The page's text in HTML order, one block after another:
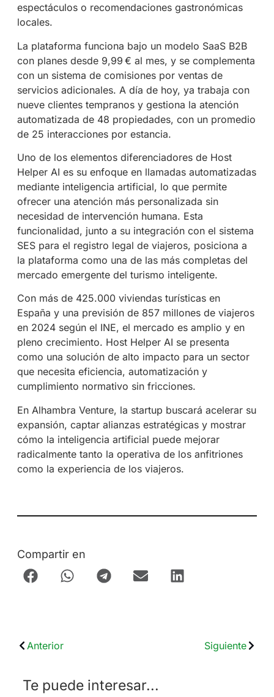
espectáculos o recomendaciones gastronómicas
locales.
La plataforma funciona bajo un modelo SaaS B2B
con planes desde 9,99 € al mes, y se complementa
con un sistema de comisiones por ventas de
servicios adicionales. A día de hoy, ya trabaja con
nueve clientes tempranos y gestiona la atención
automatizada de 48 propiedades, con un promedio
de 25 interacciones por estancia.
Uno de los elementos diferenciadores de Host
Helper AI es su enfoque en llamadas automatizadas
mediante inteligencia artificial, lo que permite
ofrecer una atención más personalizada sin
necesidad de intervención humana. Esta
funcionalidad, junto a su integración con el sistema
SES para el registro legal de viajeros, posiciona a
la plataforma como una de las más completas del
mercado emergente del turismo inteligente.
Con más de 425.000 viviendas turísticas en
España y una previsión de 857 millones de viajeros
en 2024 según el INE, el mercado es amplio y en
pleno crecimiento. Host Helper AI se presenta
como una solución de alto impacto para un sector
que necesita eficiencia, automatización y
cumplimiento normativo sin fricciones.
En Alhambra Venture, la startup buscará acelerar su
expansión, captar alianzas estratégicas y mostrar
cómo la inteligencia artificial puede mejorar
radicalmente tanto la operativa de los anfitriones
como la experiencia de los viajeros.
Compartir en
Anterior Siguiente
Te puede interesar...